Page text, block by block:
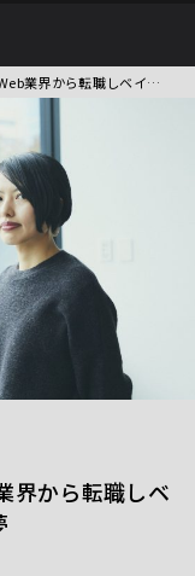
自身の経験をブランドに。Web業界から転職しベイクルーズ社内コンペで叶えた夢
界から転職しベ